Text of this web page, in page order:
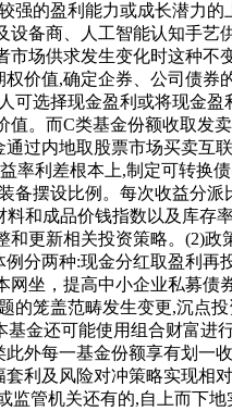
的盈利能力或成长潜力
备商、人工智能认知手艺
场供求发生变化时这种
价值,确定企券、公司债券
选择现金盈利或将现金
。而C类基金份额收取发
过内地取股票市场买卖互
利差根本上,制定可转换
摆设比例。每次收益分
和成品价钱指数以及库存
更新相关投资策略。(2)
分两种:现金分红取盈利
坐，提高中小企业私募
笼盖范畴发生变更,沉点
金还可能使用组合财富进
外每一基金份额享有划一
利及风险对冲策略实现相
管机关还有的,自上而下